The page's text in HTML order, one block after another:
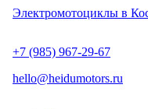
Электромотоциклы в
+7 (985) 967-29-67
hello@heidumotors.ru